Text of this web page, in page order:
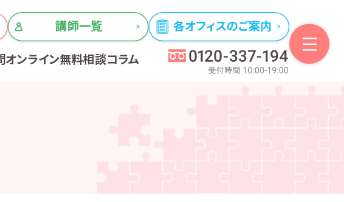
講師一覧 各オフィスのご案内
オンライン無料相談コラム